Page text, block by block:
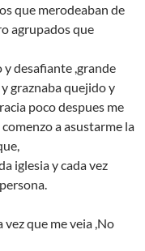
que merodeaban de
agrupados que
desafiante ,grande
graznaba quejido y
poco despues me
a asustarme la
iglesia y cada vez
que me veia ,No